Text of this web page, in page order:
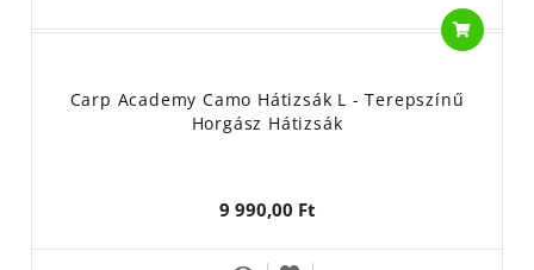
Carp Academy Camo Hátizsák L - Terepszínű
Horgász Hátizsák
9 990,00 Ft